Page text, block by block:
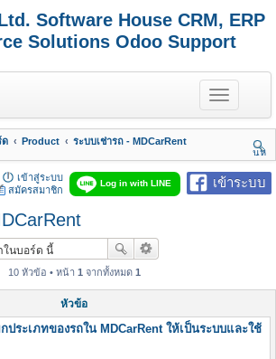
Software House CRM, ERP
Solutions Odoo Support
T
o
g
e
n
a
ด Product
ระบบเช่ารถ - MDCarRent
นห
า
เข้าระบบ
Log in with LINE
เข้าสู่ระบบ
สมัครสมาชิก
10 หัวข้อ • หน้า 1 จากทั้งหมด 1
หัวข้อ
ประเภทของรถใน MDCarRent ให้เป็นระบบและใช้